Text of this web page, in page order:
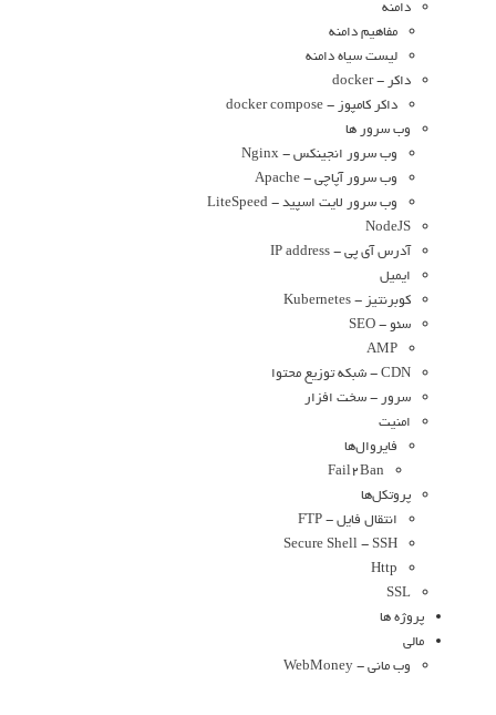
دامنه
مفاهیم دامنه
لیست سیاه دامنه
داکر - docker
داکر کامپوز - docker compose
وب سرور ها
وب سرور انجینکس - Nginx
وب سرور آپاچی - Apache
وب سرور لایت اسپید - LiteSpeed
NodeJS
آدرس آی پی - IP address
ایمیل
کوبرنتیز - Kubernetes
سئو - SEO
AMP
CDN - شبکه توزیع محتوا
سرور - سخت افزار
امنیت
فایروال‌ها
Fail2Ban
پروتکل‌ها
انتقال فایل - FTP
Secure Shell - SSH
Http
SSL
پروژه ها
مالی
وب مانی - WebMoney